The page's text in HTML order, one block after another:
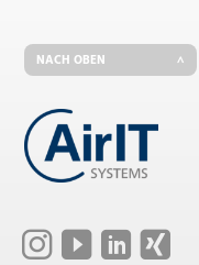
NACH OBEN